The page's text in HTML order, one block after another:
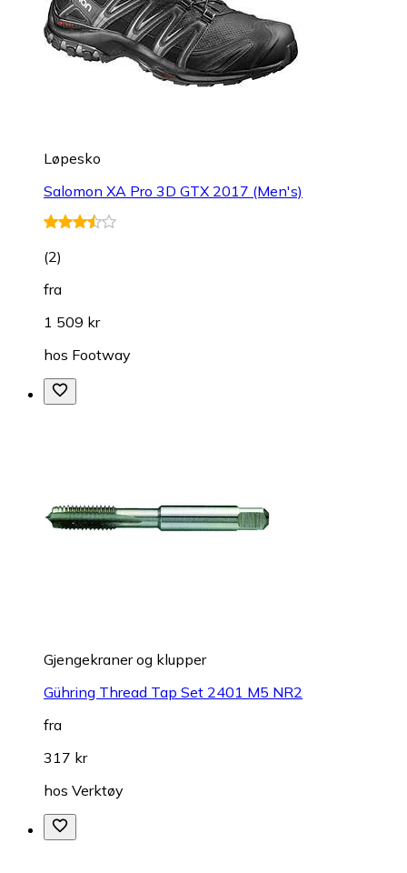
Løpesko
Salomon XA Pro 3D GTX 2017 (Men's)
(2)
fra
1 509 kr
hos Footway
Gjengekraner og klupper
Gühring Thread Tap Set 2401 M5 NR2
fra
317 kr
hos Verktøy